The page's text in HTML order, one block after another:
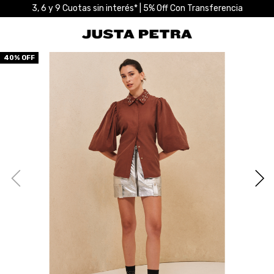
3, 6 y 9 Cuotas sin interés* | 5% Off Con Transferencia
40% OFF